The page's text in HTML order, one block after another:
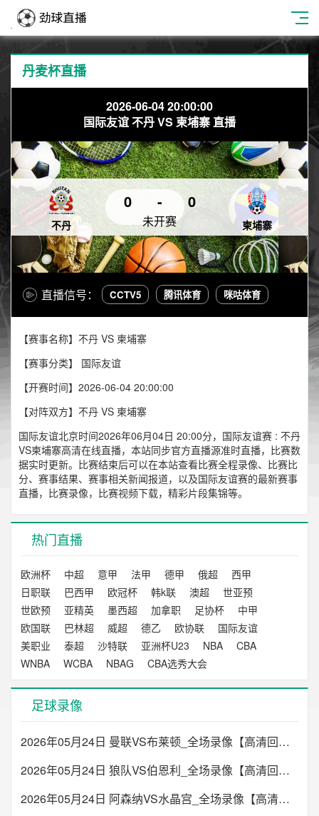
丹麦杯直播
2026-06-04 20:00:00
国际友谊 不丹 VS 柬埔寨 直播
不丹
0 - 0
柬埔寨
未开赛
直播信号： CCTV5 腾讯体育 咪咕体育
【赛事名称】不丹 VS 柬埔寨
【赛事分类】 国际友谊
【开赛时间】2026-06-04 20:00:00
【对阵双方】不丹 VS 柬埔寨
国际友谊北京时间2026年06月04日 20:00分，国际友谊赛 : 不丹
VS柬埔寨高清在线直播，本站同步官方直播源准时直播，比赛数
据实时更新。比赛结束后可以在本站查看比赛全程录像、比赛比
分、赛事结果、赛事相关新闻报道，以及国际友谊赛的最新赛事
直播，比赛录像，比赛视频下载，精彩片段集锦等。
热门直播
欧洲杯 中超 意甲 法甲 德甲 俄超
西甲
日职联
巴西甲 欧冠杯 韩k联 澳超
世亚预
世欧预
亚精英 墨西超 加拿职 足协杯
中甲
欧国联
巴林超 威超 德乙 欧协联
国际友谊
美职业
泰超 沙特联 亚洲杯U23 NBA
CBA
WNBA
WCBA NBAG CBA选秀大会
足球录像
2026年05月24日 曼联VS布莱顿_全场录像【高清回放】
2026年05月24日 狼队VS伯恩利_全场录像【高清回放】
2026年05月24日 阿森纳VS水晶宫_全场录像【高清回放】